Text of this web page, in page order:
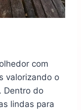
com
valorizando o
Dentro do
lindas para